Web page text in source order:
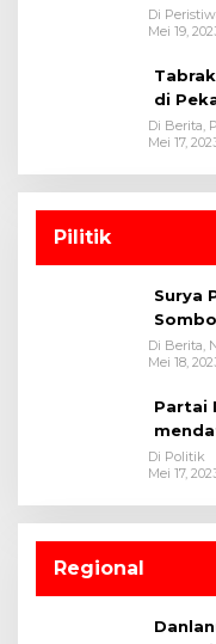
Di
Mei 19,
di
Di Berita,
Mei 17,
Pilitik
Surya
Di Berita,
Mei 18,
Partai
Di Politik
Mei 17,
Regional